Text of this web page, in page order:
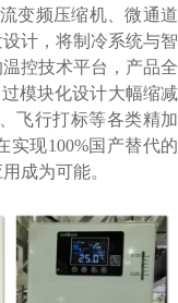
变频压缩机、微通道
计，将制冷系统与智
控技术平台，产品全
模块化设计大幅缩减
飞行打标等各类精加
实现100%国产替代的
成为可能。